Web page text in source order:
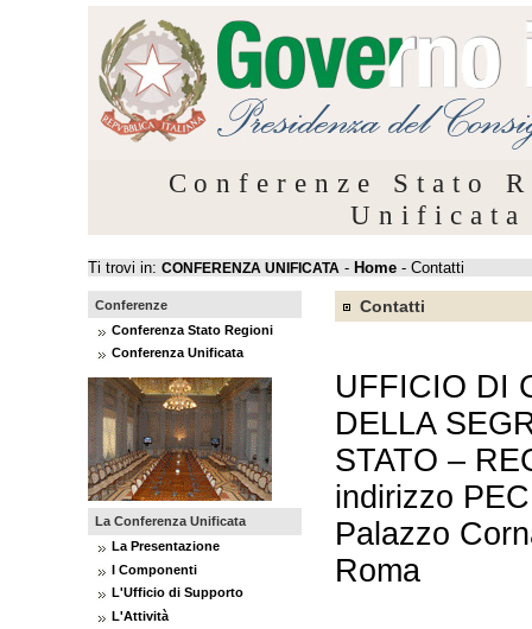
Conferenze Stato
Unificata
Ti trovi in: CONFERENZA UNIFICATA - Home - Contatti
Conferenze
Conferenza Stato Regioni
Conferenza Unificata
La Conferenza Unificata
La Presentazione
I Componenti
L'Ufficio di Supporto
L'Attività
Contatti
UFFICIO DI
DELLA
STATO –
indirizzo
Palazzo
Roma